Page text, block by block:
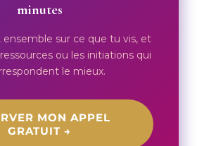
minutes
sur ce que tu vis, et
ou les initiations qui
le mieux.
MON APPEL
GRATUIT →